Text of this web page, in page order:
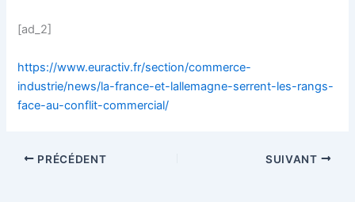
[ad_2]
https://www.euractiv.fr/section/commerce-
industrie/news/la-france-et-lallemagne-serrent-les-rangs-
face-au-conflit-commercial/
PRÉCÉDENT SUIVANT